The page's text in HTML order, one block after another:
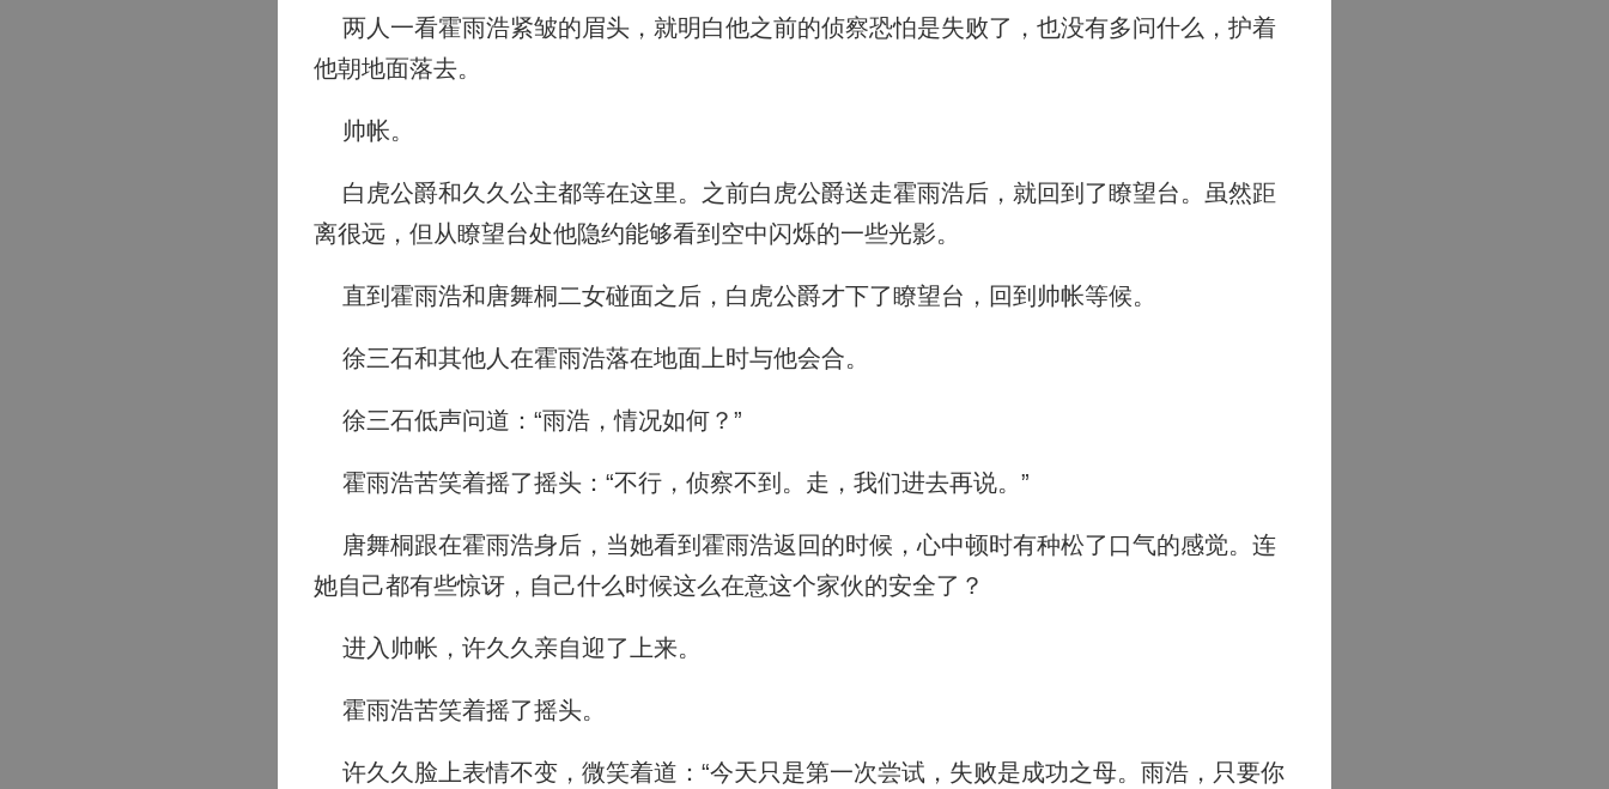
两人一看霍雨浩紧皱的眉头，就明白他之前的侦察恐怕是失败了，也没有多问什么，护着
他朝地面落去。
帅帐。
白虎公爵和久久公主都等在这里。之前白虎公爵送走霍雨浩后，就回到了瞭望台。虽然距
离很远，但从瞭望台处他隐约能够看到空中闪烁的一些光影。
直到霍雨浩和唐舞桐二女碰面之后，白虎公爵才下了瞭望台，回到帅帐等候。
徐三石和其他人在霍雨浩落在地面上时与他会合。
徐三石低声问道：“雨浩，情况如何？”
霍雨浩苦笑着摇了摇头：“不行，侦察不到。走，我们进去再说。”
唐舞桐跟在霍雨浩身后，当她看到霍雨浩返回的时候，心中顿时有种松了口气的感觉。连
她自己都有些惊讶，自己什么时候这么在意这个家伙的安全了？
进入帅帐，许久久亲自迎了上来。
霍雨浩苦笑着摇了摇头。
许久久脸上表情不变，微笑着道：“今天只是第一次尝试，失败是成功之母。雨浩，只要你